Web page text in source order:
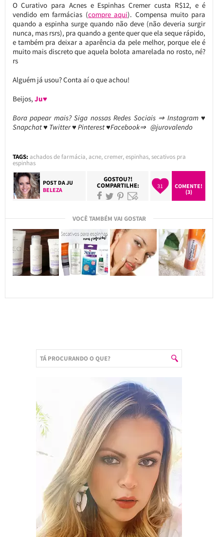
O Curativo para Acnes e Espinhas Cremer custa R$12, e é
vendido em farmácias (compre aqui). Compensa muito para
quando a espinha surge quando não deve (não deveria surgir
nunca, mas rsrs), pra quando a gente quer que ela seque rápido,
e também pra deixar a aparência da pele melhor, porque ele é
muito mais discreto que aquela bolota amarelada no rosto, né?
rs
Alguém já usou? Conta aí o que achou!
Beijos, Ju♥
Bora papear mais? Siga nossas Redes Sociais ⇒ Instagram ♥
Snapchat ♥ Twitter ♥ Pinterest ♥Facebook⇒ @jurovalendo
TAGS: achados de farmácia,acne,cremer,espinhas,secativos pra
espinhas
POST DAJU
BELEZA
GOSTOU?!
COMPARTILHE: 31
COMENTE!
(3)
VOCÊ TAMBÉM VAI GOSTAR